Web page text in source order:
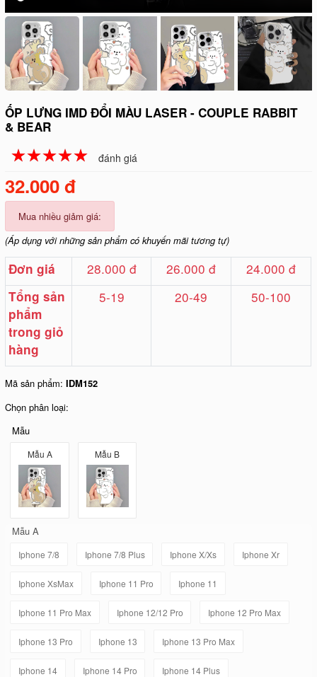
ỐP LƯNG IMD ĐỔI MÀU LASER - COUPLE RABBIT
& BEAR
☆☆☆☆☆
★★★★★ đánh giá
32.000 đ
Mua nhiều giảm giá:
(Áp dụng với những sản phẩm có khuyến mãi tương tự)
Đơn giá 28.000 đ 26.000 đ 24.000 đ
Tổng sản
phẩm
trong giỏ
hàng
5-19 20-49 50-100
Mã sản phẩm:IDM152
Chọn phân loại:
Mẫu
Mẫu A Mẫu B
Mẫu A
Iphone 7/8 Iphone 7/8 Plus Iphone X/Xs Iphone Xr
Iphone XsMax Iphone 11 Pro Iphone 11
Iphone 11 Pro Max Iphone 12/12 Pro Iphone 12 Pro Max
Iphone 13 Pro Iphone 13 Iphone 13 Pro Max
Iphone 14 Iphone 14 Pro Iphone 14 Plus